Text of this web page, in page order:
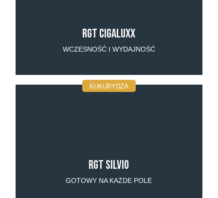
RGT Cigaluxx
WCZESNOŚĆ I WYDAJNOŚĆ
KUKURYDZA
RGT Silvio
GOTOWY NA KAŻDE POLE